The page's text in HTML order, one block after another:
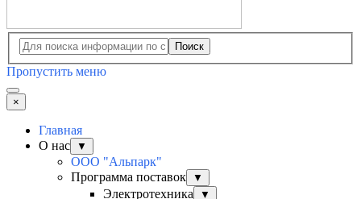
Поиск
Пропустить меню
×
Главная
О нас
▼
ООО "Альпарк"
Программа поставок
▼
Электротехника ▼